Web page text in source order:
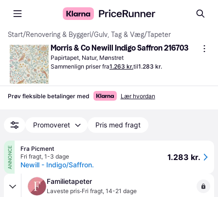
Start/Renovering & Byggeri/Gulv, Tag & Væg/Tapeter
Morris & Co Newill Indigo Saffron 216703
Papirtapet, Natur, Mønstret
Sammenlign priser fra1.263 kr.til1.283 kr.
Prøv fleksible betalinger med Lær hvordan
Promoveret Pris med fragt
ANNONCE
Fra Picment
Fri fragt, 1-3 dage
Newill - Indigo/Saffron.
1.283 kr.
Familietapeter
Laveste pris·Fri fragt, 14-21 dage